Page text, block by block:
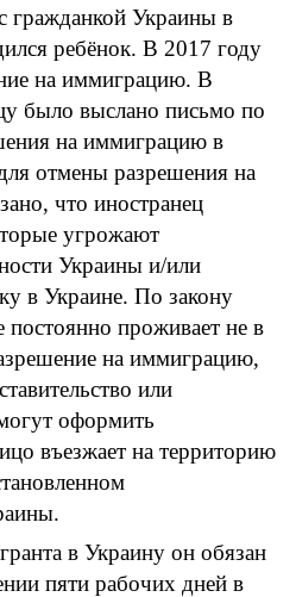
гражданкой Украины в
ребёнок. В 2017 году
на иммиграцию. В
было выслано письмо по
на иммиграцию в
отмены разрешения на
что иностранец
угрожают
Украины и/или
в Украине. По закону
проживает не в
на иммиграцию,
или
оформить
въезжает на территорию
в Украину он обязан
пяти рабочих дней в